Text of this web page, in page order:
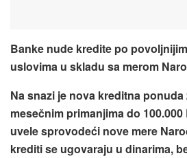
Banke nude kredite po
uslovima u skladu sa merom
Na snazi je nova kreditna ponuda
mesečnim primanjima do
uvele sprovodeći nove mere
krediti se ugovaraju u dinarima,